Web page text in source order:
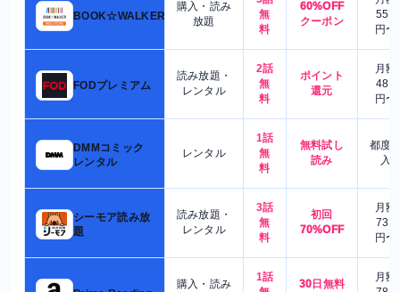
BOOK☆WALKER
購入・読み
放題
無
料
60%OFF
クーポン
550
円〜
FODプレミアム
読み放題・
レンタル
2話
無
料
ポイント
還元
月額
480
円〜
DMMコミック
レンタル
レンタル
1話
無
料
無料試し
読み
都度
入
シーモア読み放
題
読み放題・
レンタル
3話
無
料
初回
70%OFF
月額
730
円〜
購入・読み
1話
30日無料
月額